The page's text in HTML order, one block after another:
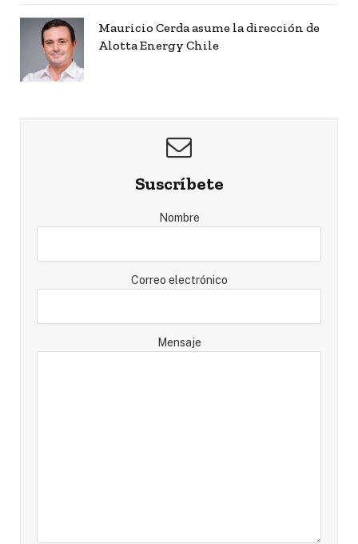
Mauricio Cerda asume la dirección de
Alotta Energy Chile
Suscríbete
Nombre
Correo electrónico
Mensaje